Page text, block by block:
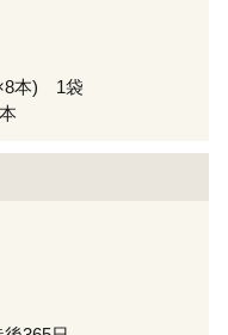
本) 1袋